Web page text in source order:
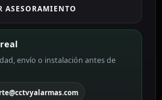
ASESORAMIENTO
envío o instalación antes de